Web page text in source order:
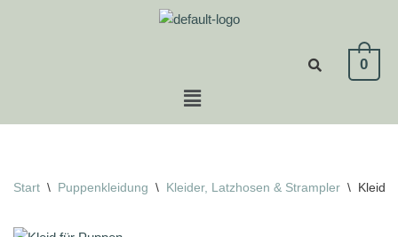
0
Start \ Puppenkleidung \ Kleider, Latzhosen & Strampler \ Kleid